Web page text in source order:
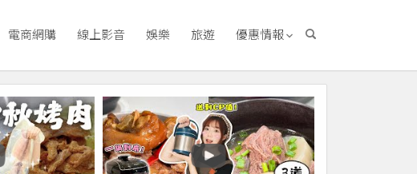
電商網購 線上影音 娛樂 旅遊 優惠情報